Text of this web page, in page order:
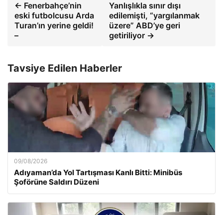
← Fenerbahçe’nin
eski futbolcusu Arda
Turan’ın yerine geldi!
–
Yanlışlıkla sınır dışı
edilemişti, “yargılanmak
üzere” ABD’ye geri
getiriliyor →
Tavsiye Edilen Haberler
09/08/2026
Adıyaman’da Yol Tartışması Kanlı Bitti: Minibüs
Şoförüne Saldırı Düzeni